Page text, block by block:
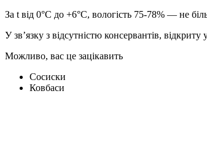
За t від 0°С до +6°С, вологість 75-78% — не
У зв’язку з відсутністю консервантів,
Можливо, вас це зацікавить
Сосиски
Ковбаси